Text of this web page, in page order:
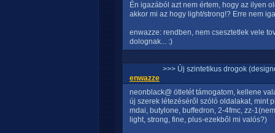
Én igazából azt nem értem, hogy az ilyen
akkor mi az hogy light/strong!? Erre nem
enwazze: rendben, nem csesztetlek vele
dolognak... :)
>>> Új szintetikus drogok
enwazze
neonblack@ ötletét támogatom, kellene
új szerek létezéséről szóló oldalakat, mint
mdai, butylone, buffedron, 2-4fmc, zz-
light, strong, fine, plus-ezekből mi valós?)